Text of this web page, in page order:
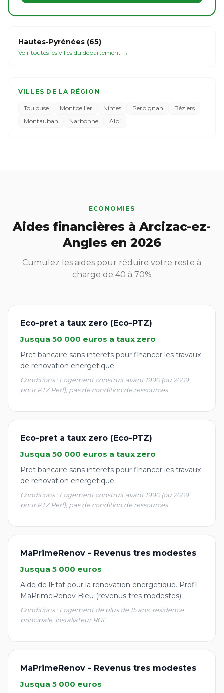
Hautes-Pyrénées (65)
Voir toutes les villes du département →
VILLES DE LA RÉGION
Toulouse Montpellier Nîmes Perpignan
Béziers
Montauban
Narbonne Albi
ECONOMIES
Aides financières à Arcizac-ez-
Angles en 2026
Cumulez les aides pour réduire votre reste à
charge de 40 à 70%
Eco-pret a taux zero (Eco-PTZ)
Jusqua 50 000 euros a taux zero
Pret bancaire sans interets pour financer les travaux
de renovation energetique.
Conditions : Logement construit avant 1990 (ou 2009
pour PTZ Perf), pas de condition de ressources
Eco-pret a taux zero (Eco-PTZ)
Jusqua 50 000 euros a taux zero
Pret bancaire sans interets pour financer les travaux
de renovation energetique.
Conditions : Logement construit avant 1990 (ou 2009
pour PTZ Perf), pas de condition de ressources
MaPrimeRenov - Revenus tres modestes
Jusqua 5 000 euros
Aide de lEtat pour la renovation energetique. Profil
MaPrimeRenov Bleu (revenus tres modestes).
Conditions : Logement de plus de 15 ans, residence
principale, installateur RGE
MaPrimeRenov - Revenus tres modestes
Jusqua 5 000 euros